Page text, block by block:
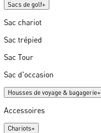
Sacs de golf+
Sac chariot
Sac trépied
Sac Tour
Sac d'occasion
Housses de voyage & bagagerie+
Accessoires
Chariots+